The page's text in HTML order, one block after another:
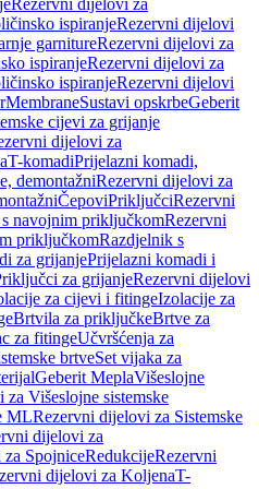
Rezervni dijelovi za
ispiranjeRezervni dijelovi
garnitureRezervni dijelovi za
ispiranjeRezervni dijelovi za
ispiranjeRezervni dijelovi
MembraneSustavi opskrbeGeberit
cijevi za grijanje
dijelovi za
T-komadiPrijelazni komadi,
demontažniRezervni dijelovi za
ČepoviPriključciRezervni
navojnim priključkomRezervni
priključkomRazdjelnik s
za grijanjePrijelazni komadi i
za grijanjeRezervni dijelovi
za cijevi i fitingeIzolacije za
Brtvila za priključkeBrtve za
za fitingeUčvršćenja za
brtveSet vijaka za
Geberit MeplaVišeslojne
Višeslojne sistemske
MLRezervni dijelovi za Sistemske
dijelovi za
SpojniceRedukcijeRezervni
dijelovi za KoljenaT-